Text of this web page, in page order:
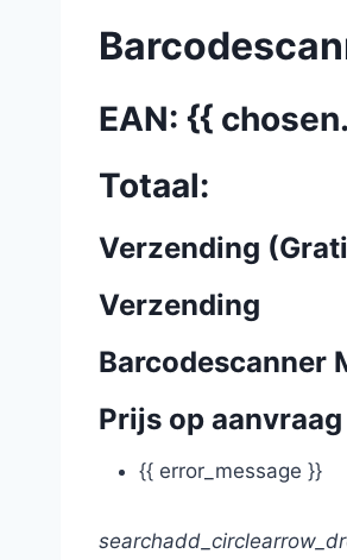
EAN: {{
Totaal:
Verzending
Verzending
Barcodescanner
Prijs op aanvraag
{{ error_message }}
searchadd_circle